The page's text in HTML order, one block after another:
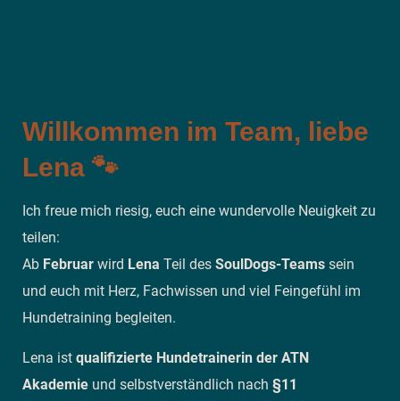
Willkommen im Team, liebe
Lena 🐾
Ich freue mich riesig, euch eine wundervolle Neuigkeit zu
teilen:
Ab Februar wird Lena Teil des SoulDogs-Teams sein
und euch mit Herz, Fachwissen und viel Feingefühl im
Hundetraining begleiten.
Lena ist qualifizierte Hundetrainerin der ATN
Akademie und selbstverständlich nach §11